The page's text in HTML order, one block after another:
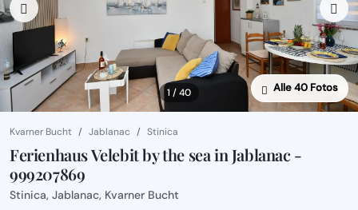
1 / 40 Alle 40 Fotos
Kvarner Bucht Jablanac Stinica
Ferienhaus Velebit by the sea in Jablanac -
999207869
Stinica, Jablanac, Kvarner Bucht